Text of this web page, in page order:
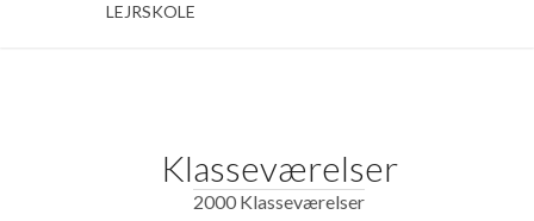
LEJRSKOLE
Klasseværelser
2000 Klasseværelser